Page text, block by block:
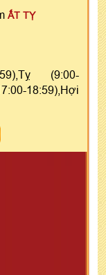
ẤT TỴ
(9:00-
18:59),Hợi